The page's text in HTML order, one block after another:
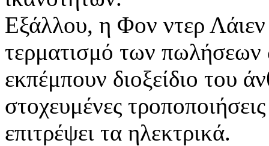
Εξάλλου, η Φον ντερ Λάιεν
τερματισμό των
εκπέμπουν διοξείδιο του
στοχευμένες
επιτρέψει τα ηλεκτρικά.